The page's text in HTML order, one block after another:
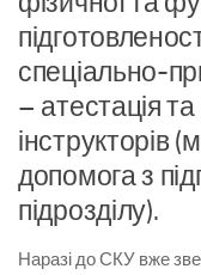
спеціально-
– атестація
інструкторів
допомога з
підрозділу).
Наразі до СКУ вже